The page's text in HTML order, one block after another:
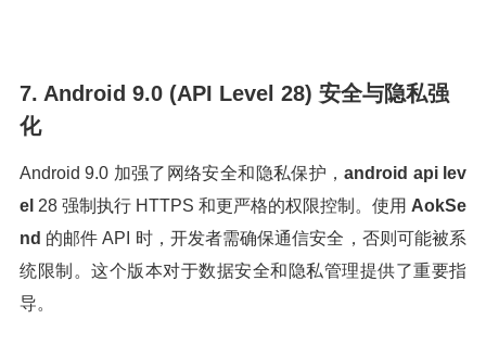
7. Android 9.0 (API Level 28) 安全与隐私强
化
Android 9.0 加强了网络安全和隐私保护，android api lev
el 28 强制执行 HTTPS 和更严格的权限控制。使用 AokSe
nd 的邮件 API 时，开发者需确保通信安全，否则可能被系
统限制。这个版本对于数据安全和隐私管理提供了重要指
导。